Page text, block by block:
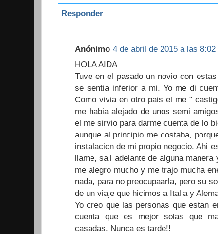
Responder
Anónimo 4 de abril de 2015 a las 8:02
HOLA AIDA
Tuve en el pasado un novio con
se sentia inferior a mi. Yo me di
Como vivia en otro pais el me "
me habia alejado de unos semi
el me sirvio para darme cuenta de lo
aunque al principio me costaba,
instalacion de mi propio negocio. Ahi
llame, sali adelante de alguna
me alegro mucho y me trajo mucha
nada, para no preocupaarla, pero su
de un viaje que hicimos a Italia y
Yo creo que las personas que estan
cuenta que es mejor solas que
casadas. Nunca es tarde!!